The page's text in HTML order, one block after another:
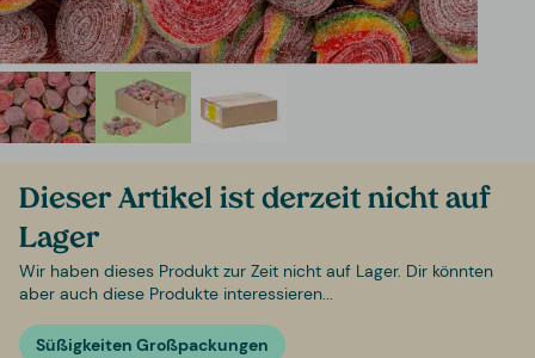
Dieser Artikel ist derzeit nicht auf
Lager
Wir haben dieses Produkt zur Zeit nicht auf Lager. Dir könnten
aber auch diese Produkte interessieren...
Süßigkeiten Großpackungen